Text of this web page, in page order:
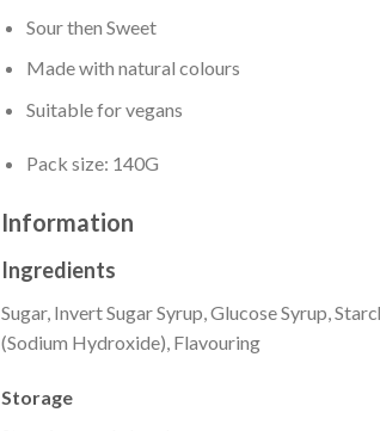
Sour then Sweet
Made with natural colours
Suitable for vegans
Pack size: 140G
Information
Ingredients
Sugar, Invert Sugar Syrup, Glucose Syrup,
(Sodium Hydroxide), Flavouring
Storage